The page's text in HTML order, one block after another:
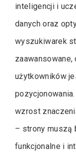
inteligencji i
danych oraz
wyszukiwarek
użytkowników
wzrost
– strony muszą
funkcjonalne i